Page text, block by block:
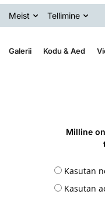
Meist Tellimine
Galerii Kodu & Aed
Milline
Kasutan
Kasutan